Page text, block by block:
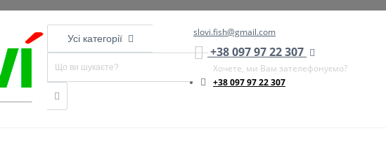
Усі категорії
slovi.fish@gmail.com
+38 097 97 22 307
Хочете, ми Вам зателефонуємо?
+38 097 97 22 307